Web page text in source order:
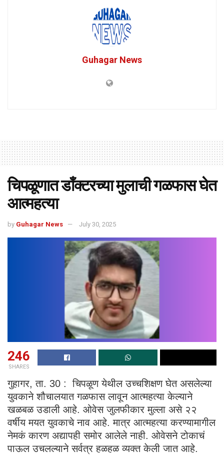
Guhagar News
चिपळूणात डाँक्टरच्या मुलाची गळफास घेत
आत्महत्या
by Guhagar News July 30, 2025
246
SHARES
गुहागर, ता. 30 : चिपळूण येथील उच्चशिक्षण घेत असलेल्या
युवकाने शौचालयात गळफास लावून आत्महत्या केल्याने
खळबळ उडाली आहे. ओवेस जुलफीकार मुल्ला असे २२
वर्षीय मयत युवकाचे नाव आहे. मात्र आत्महत्या करण्यामागील
नेमकं कारण अद्यापही समोर आलेले नाही. ओवेसने टोकाचं
पाऊल उचलल्याने सर्वत्र हळहळ व्यक्त केली जात आहे.